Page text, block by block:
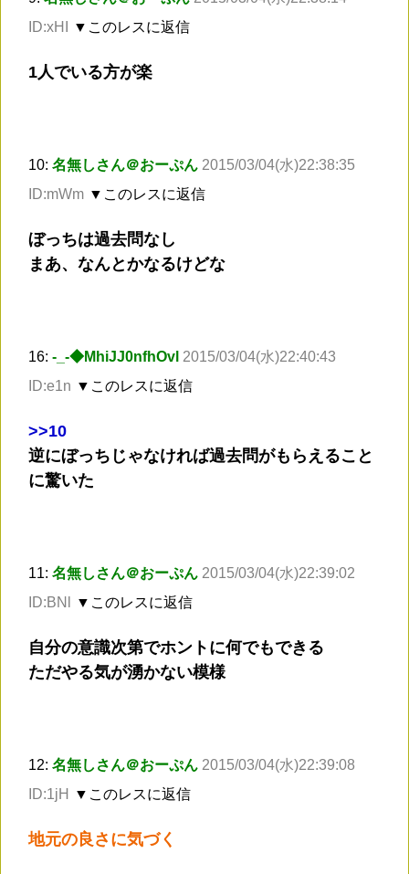
ID:xHI
▼このレスに返信
1人でいる方が楽
10: 名無しさん＠おーぷん 2015/03/04(水)22:38:35
ID:mWm ▼このレスに返信
ぼっちは過去問なし
まあ、なんとかなるけどな
16: -_-◆MhiJJ0nfhOvl 2015/03/04(水)22:40:43
ID:e1n ▼このレスに返信
>>10
逆にぼっちじゃなければ過去問がもらえること
に驚いた
11: 名無しさん＠おーぷん 2015/03/04(水)22:39:02
ID:BNl
▼このレスに返信
自分の意識次第でホントに何でもできる
ただやる気が湧かない模様
12: 名無しさん＠おーぷん 2015/03/04(水)22:39:08
ID:1jH
▼このレスに返信
地元の良さに気づく